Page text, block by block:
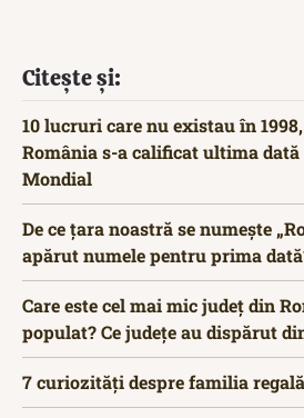
Citește și:
10 lucruri care nu existau în
România s-a calificat ultima
Mondial
De ce țara noastră se numește
apărut numele pentru prima
Care este cel mai mic județ din
populat? Ce județe au dispărut
7 curiozități despre familia